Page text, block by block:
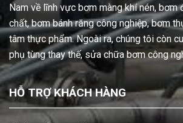
Nam về lĩnh vực bơm màng khí nén, bơm
chất, bơm bánh răng công nghiệp, bơm
tâm thực phẩm. Ngoài ra, chúng tôi còn
phụ tùng thay thế, sửa chữa bơm công
HỖ TRỢ KHÁCH HÀNG